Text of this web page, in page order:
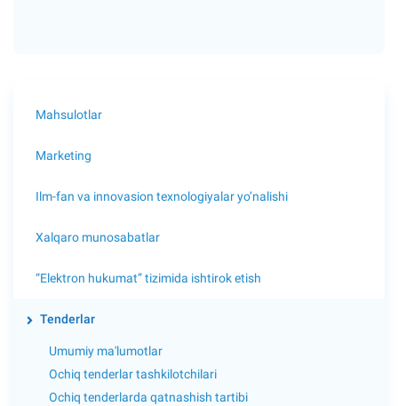
Mahsulotlar
Marketing
Ilm-fan va innovasion texnologiyalar yo’nalishi
Xalqaro munosabatlar
“Elektron hukumat” tizimida ishtirok etish
Tenderlar
Umumiy ma'lumotlar
Ochiq tenderlar tashkilotchilari
Ochiq tenderlarda qatnashish tartibi